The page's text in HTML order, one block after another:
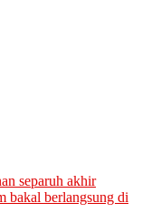
separuh akhir
bakal berlangsung di